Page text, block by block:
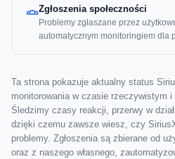
Zgłoszenia społeczności
Problemy zgłaszane przez
automatycznym monitoringiem dla
Ta strona pokazuje aktualny status
monitorowania w czasie rzeczywistym i
Śledzimy czasy reakcji, przerwy w
dzięki czemu zawsze wiesz, czy
problemy. Zgłoszenia są zbierane od
oraz z naszego własnego,